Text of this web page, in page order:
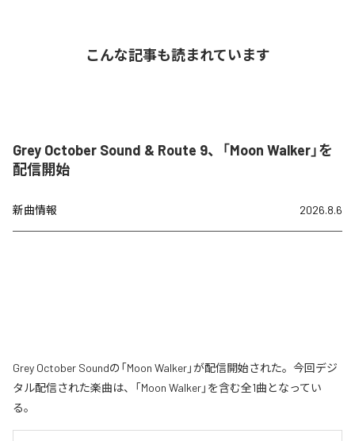
こんな記事も読まれています
Grey October Sound & Route 9、「Moon Walker」を
配信開始
新曲情報 2026.8.6
Grey October Soundの「Moon Walker」が配信開始された。今回デジ
タル配信された楽曲は、「Moon Walker」を含む全1曲となってい
る。